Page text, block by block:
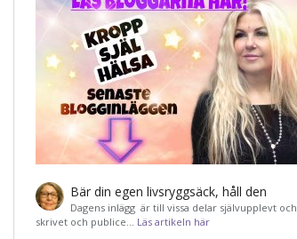
Bär din egen livsryggsäck, håll den
Dagens inlägg är till vissa delar självupplevt och
skrivet och publice… Läs artikeln här